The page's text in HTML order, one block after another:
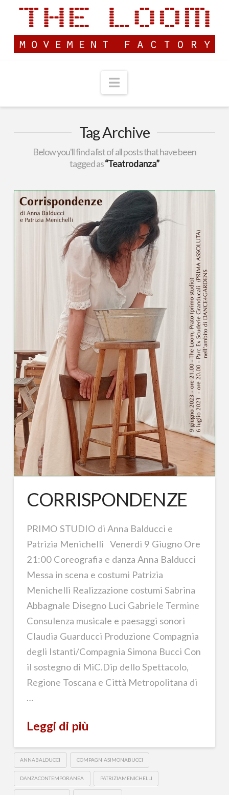
Navigation
Tag Archive
Below you'll find a list of all posts that have been
tagged as“Teatrodanza”
CORRISPONDENZE
PRIMO STUDIO di Anna Balducci e
Patrizia Menichelli Venerdì 9 Giugno Ore
21:00 Coreografia e danza Anna Balducci
Messa in scena e costumi Patrizia
Menichelli Realizzazione costumi Sabrina
Abbagnale Disegno Luci Gabriele Termine
Consulenza musicale e paesaggi sonori
Claudia Guarducci Produzione Compagnia
degli Istanti/Compagnia Simona Bucci Con
il sostegno di MiC.Dip dello Spettacolo,
Regione Toscana e Città Metropolitana di
…
Leggi di più
ANNABALDUCCI COMPAGNIASIMONABUCCI
DANZACONTEMPORANEA PATRIZIAMENICHELLI